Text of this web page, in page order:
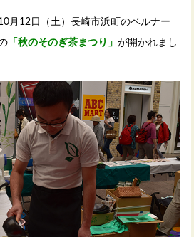
月12日（土）長崎市浜町のベルナー
「秋のそのぎ茶まつり」が開かれまし